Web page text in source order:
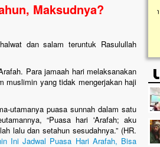
Maksudnya?
dan salam teruntuk Rasulullah
Para jamaah hari melaksanakan
muslimin yang tidak mengerjakan haji
utamanya puasa sunnah dalam satu
“Puasa hari 'Arafah; aku
lalu dan setahun sesudahnya.” (HR.
Ini Jadwal Puasa Hari Arafah, Bisa
dan menghitam terpapar panas dan